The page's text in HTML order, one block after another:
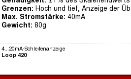
Grenzen: Hoch und tief, Anzeige der
Max. Stromstärke: 40mA
Gewicht: 80g
4...20mA-Schleifenanzeige
Loop 420